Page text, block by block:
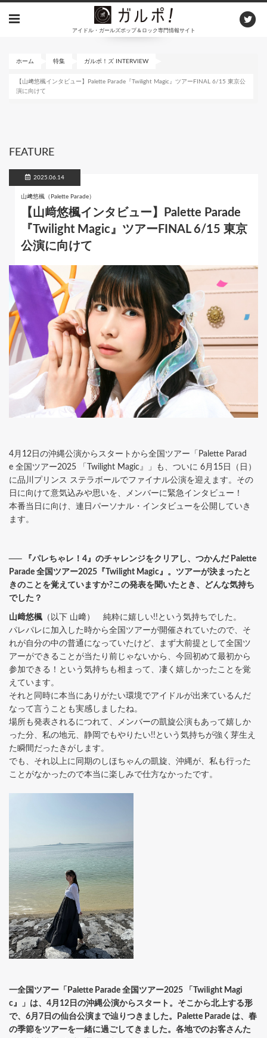
アイドル・ガールズポップ＆ロック専門情報サイト
ホーム 特集 ガルポ！ズ INTERVIEW
【山﨑悠楓インタビュー】Palette Parade『Twilight Magic』ツアーFINAL 6/15 東京公
演に向けて
FEATURE
2025.06.14
山﨑悠楓（Palette Parade）
【山﨑悠楓インタビュー】Palette Parade
『Twilight Magic』ツアーFINAL 6/15 東京
公演に向けて
4月12日の沖縄公演からスタートから全国ツアー「Palette Parad
e 全国ツアー2025 「Twilight Magic』」も、ついに 6月15日（日）
に品川プリンス ステラボールでファイナル公演を迎えます。 その
日に向けて意気込みや思いを、メンバーに緊急インタビュー！
本番当日に向け、連日パーソナル・ インタビューを公開していき
ます。
── 『パレちゃレ！4』のチャレンジをクリアし、つかんだ Palette
Parade 全国ツアー2025『Twilight Magic』。ツアーが決まったと
きのことを覚えていますか?この発表を聞いたとき、どんな気持ち
でした？
山﨑悠楓 （以下 山﨑） 純粋に嬉しい!!という気持ちでした。
パレパレに加入した時から全国ツアーが開催されていたので、そ
れが自分の中の普通になっていたけど、まず大前提として全国ツ
アーができることが当たり前じゃないから、今回初めて最初から
参加できる！という気持ちも相まって、凄く嬉しかったことを覚
えています。
それと同時に本当にありがたい環境でアイドルが出来ているんだ
なって言うことも実感しましたね。
場所も発表されるにつれて、メンバーの凱旋公演もあって嬉しか
った分、私の地元、静岡でもやりたい!!という気持ちが強く芽生え
た瞬間だったきがします。
でも、それ以上に同期のしほちゃんの凱旋、沖縄が、私も行った
ことがなかったので本当に楽しみで仕方なかったです。
一全国ツアー「Palette Parade 全国ツアー2025 「Twilight Magi
c』」は、4月12日の沖縄公演からスタート。そこから北上する形
で、6月7日の仙台公演まで辿りつきました。Palette Parade は、春
の季節をツアーを一緒に過ごしてきました。各地でのお客さんた